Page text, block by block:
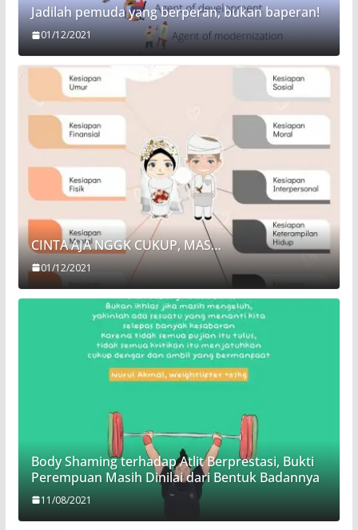
Jadilah pemuda yang berperan, bukan baperan!
01/12/2021
CINTA AJA NGGK CUKUP, MAS…
01/12/2021
Body Shaming terhadap Atlit Berprestasi, Bukti
Perempuan Masih Dinilai dari Bentuk Badannya
11/08/2021